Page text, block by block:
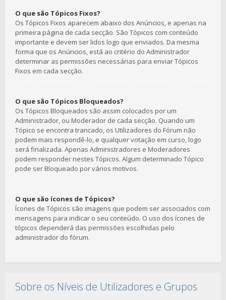
O que são Tópicos Fixos?
Os Tópicos Fixos aparecem abaixo dos Anúncios, e apenas na
primeira página de cada secção. São Tópicos com conteúdo
importante e devem ser lidos logo que enviados. Da mesma
forma que os Anúncios, está ao critério do Administrador
determinar as permissões necessárias para enviar Tópicos
Fixos em cada secção.
O que são Tópicos Bloqueados?
Os Tópicos Bloqueados são assim colocados por um
Administrador, ou Moderador de cada secção. Quando um
Tópico se encontra trancado, os Utilizadores do Fórum não
podem mais respondê-lo, e qualquer votação em curso, logo
será finalizada. Apenas Administradores e Moderadores
podem responder nestes Tópicos. Algum determinado Tópico
pode ser Bloqueado por vários motivos.
O que são ícones de Tópicos?
Ícones de Tópicos são imagens que podem ser associados com
mensagens para indicar o seu conteúdo. O uso dos ícones de
tópicos dependerá das permissões escolhidas pelo
administrador do fórum.
Sobre os Níveis de Utilizadores e Grupos